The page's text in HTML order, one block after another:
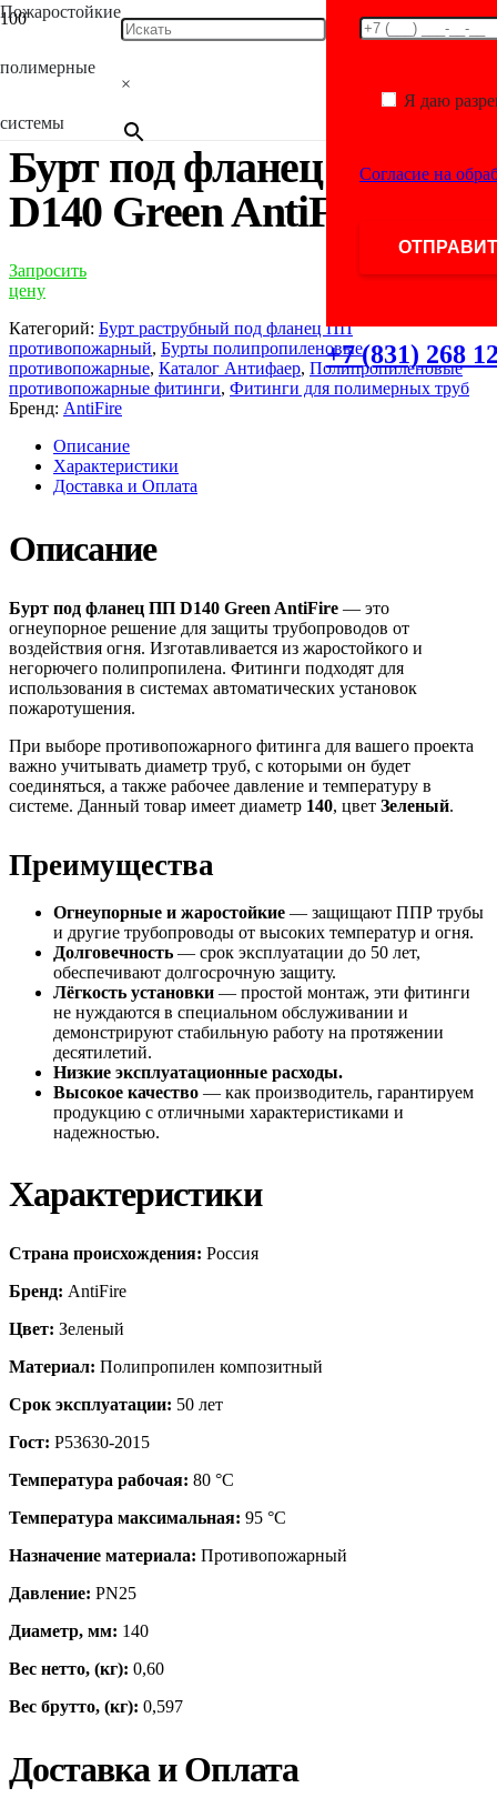
Пожаростойкие
полимерные
системы
×
Я даю
Согласие на
+7 (831) 268
Каталог/Фитинги для полимерных
полипропиленовые противопожарные
Бурт под фланец ПП
D140 Green AntiFire
Запросить
цену
Категорий: Бурт раструбный под фланец ПП
противопожарный, Бурты полипропиленовые
противопожарные, Каталог Антифаер, Полипропиленовые
противопожарные фитинги, Фитинги для полимерных труб
Бренд: AntiFire
Описание
Характеристики
Доставка и Оплата
Описание
Бурт под фланец ПП D140 Green AntiFire — это
огнеупорное решение для защиты трубопроводов от
воздействия огня. Изготавливается из жаростойкого и
негорючего полипропилена. Фитинги подходят для
использования в системах автоматических установок
пожаротушения.
При выборе противопожарного фитинга для вашего проекта
важно учитывать диаметр труб, с которыми он будет
соединяться, а также рабочее давление и температуру в
системе. Данный товар имеет диаметр 140, цвет Зеленый.
Преимущества
Огнеупорные и жаростойкие — защищают ППР трубы
и другие трубопроводы от высоких температур и огня.
Долговечность — срок эксплуатации до 50 лет,
обеспечивают долгосрочную защиту.
Лёгкость установки — простой монтаж, эти фитинги
не нуждаются в специальном обслуживании и
демонстрируют стабильную работу на протяжении
десятилетий.
Низкие эксплуатационные расходы.
Высокое качество — как производитель, гарантируем
продукцию с отличными характеристиками и
надежностью.
Характеристики
Страна происхождения: Россия
Бренд: AntiFire
Цвет: Зеленый
Материал: Полипропилен композитный
Срок эксплуатации: 50 лет
Гост: Р53630-2015
Температура рабочая: 80 °С
Температура максимальная: 95 °С
Назначение материала: Противопожарный
Давление: PN25
Диаметр, мм: 140
Вес нетто, (кг): 0,60
Вес брутто, (кг): 0,597
Доставка и Оплата